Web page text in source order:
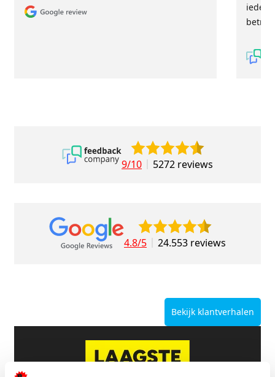
9/10 5272 reviews
4.8/5 24.553 reviews
Bekijk klantverhalen